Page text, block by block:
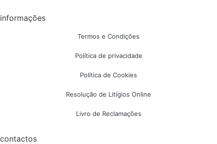
informações
Termos e Condições
Política de privacidade
Política de Cookies
Resolução de Litígios Online
Livro de Reclamações
contactos